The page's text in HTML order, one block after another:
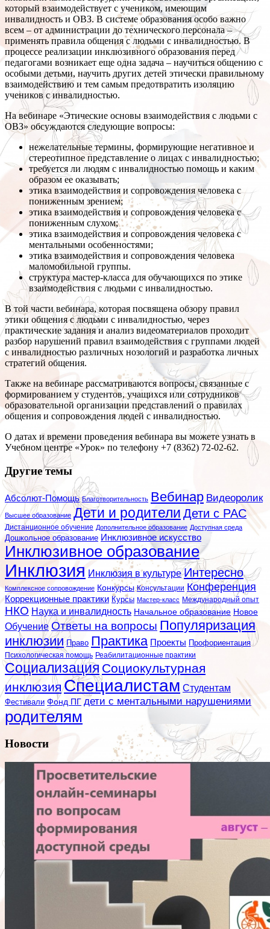
который взаимодействует с учеником, имеющим
инвалидность и ОВЗ. В системе образования особо важно
всем – от администрации до технического персонала –
применять правила общения с людьми с инвалидностью. В
процессе реализации инклюзивного образования перед
педагогами возникает еще одна задача – научиться общению с
особыми детьми, научить других детей этически правильному
взаимодействию и тем самым предотвратить изоляцию
учеников с инвалидностью.
На вебинаре «Этические основы взаимодействия с людьми с
ОВЗ» обсуждаются следующие вопросы:
нежелательные термины, формирующие негативное и
стереотипное представление о лицах с инвалидностью;
требуется ли людям с инвалидностью помощь и каким
образом ее оказывать;
этика взаимодействия и сопровождения человека с
пониженным зрением;
этика взаимодействия и сопровождения человека с
пониженным слухом;
этика взаимодействия и сопровождения человека с
ментальными особенностями;
этика взаимодействия и сопровождения человека
маломобильной группы.
структура мастер-класса для обучающихся по этике
взаимодействия с людьми с инвалидностью.
В той части вебинара, которая посвящена обзору правил
этики общения с людьми с инвалидностью, через
практические задания и анализ видеоматериалов проходит
разбор нарушений правил взаимодействия с группами людей
с инвалидностью различных нозологий и разработка личных
стратегий общения.
Также на вебинаре рассматриваются вопросы, связанные с
формированием у студентов, учащихся или сотрудников
образовательной организации представлений о правилах
общения и сопровождения людей с инвалидностью.
О датах и времени проведения вебинара вы можете узнать в
Учебном центре «Урок» по телефону +7 (8362) 72-02-62.
Другие темы
Абсолют-Помощь Благотворительность Вебинар Видеоролик
Высшее образование Дети и родители Дети с РАС
Дистанционное обучение Дополнительное образование Доступная среда
Дошкольное образование Инклюзивное искусство
Инклюзивное образование
Инклюзия Инклюзия в культуре Интересно
Комплексное сопровождение Конкурсы Консультации Конференция
Коррекционные практики Курсы Мастер-класс Международный опыт
НКО Наука и инвалидность Начальное образование Новое
Обучение Ответы на вопросы Популяризация
инклюзии Право Практика Проекты Профориентация
Психологическая помощь Реабилитационные практики
Социализация Социокультурная
инклюзия Специалистам Студентам
Фестивали Фонд ПГ дети с ментальными нарушениями
родителям
Новости